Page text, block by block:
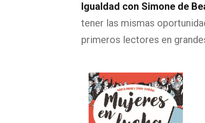
Igualdad con Simone de
tener las mismas
primeros lectores en